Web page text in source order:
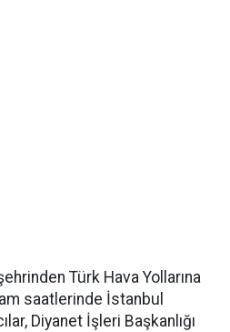
Türk Hava Yollarına
saatlerinde İstanbul
Diyanet İşleri Başkanlığı